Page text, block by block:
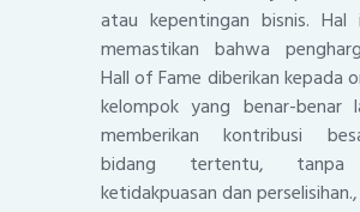
atau kepentingan bisnis.
memastikan bahwa
Hall of Fame diberikan kepada
kelompok yang benar-benar
memberikan kontribusi
bidang tertentu, tanpa
ketidakpuasan dan perselisihan.,